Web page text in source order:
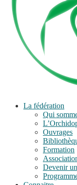
La fédération
Qui
Ouvrages
Formation
Devenir